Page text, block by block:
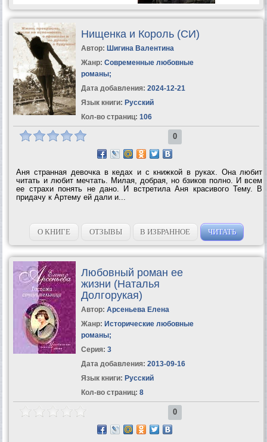
Нищенка и Король (СИ)
Автор: Шигина Валентина
Жанр: Современные любовные
романы;
Дата добавления: 2024-12-21
Язык книги: Русский
Кол-во страниц: 106
0
Аня странная девочка в кедах и с книжкой в руках. Она любит
читать и любит мечтать. Милая, добрая, но бзиков полно. И всем
ее страхи понять не дано. И встретила Аня красивого Тему. В
придачу к Артему ей дали и...
О КНИГЕ ОТЗЫВЫ В ИЗБРАННОЕ ЧИТАТЬ
Любовный роман ее
жизни (Наталья
Долгорукая)
Автор: Арсеньева Елена
Жанр: Исторические любовные
романы;
Серия: 3
Дата добавления: 2013-09-16
Язык книги: Русский
Кол-во страниц: 8
0